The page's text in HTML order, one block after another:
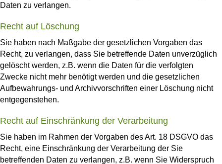
Daten zu verlangen.
Recht auf Löschung
Sie haben nach Maßgabe der gesetzlichen Vorgaben das
Recht, zu verlangen, dass Sie betreffende Daten unverzüglich
gelöscht werden, z.B. wenn die Daten für die verfolgten
Zwecke nicht mehr benötigt werden und die gesetzlichen
Aufbewahrungs- und Archivvorschriften einer Löschung nicht
entgegenstehen.
Recht auf Einschränkung der Verarbeitung
Sie haben im Rahmen der Vorgaben des Art. 18 DSGVO das
Recht, eine Einschränkung der Verarbeitung der Sie
betreffenden Daten zu verlangen, z.B. wenn Sie Widerspruch